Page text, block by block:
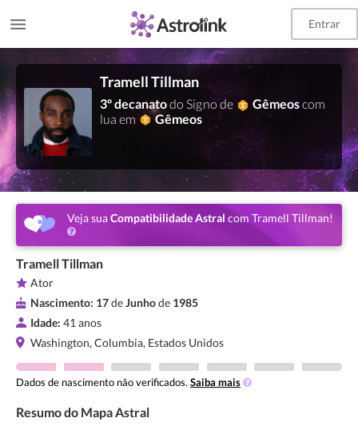
Entrar
Tramell Tillman
3º decanatodo Signo de Gêmeoscom
lua em
Gêmeos
Veja suaCompatibilidade Astral com Tramell Tillman!
Tramell Tillman
Ator
Nascimento: 17deJunhode 1985
Idade: 41 anos
Washington, Columbia, Estados Unidos
Dados de nascimento não verificados. Saiba mais
Resumo do Mapa Astral